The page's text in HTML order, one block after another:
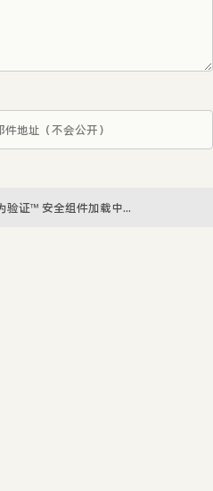
验证™ 安全组件加载中...